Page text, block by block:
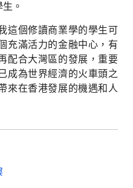
。
這個修讀商業學的學生可
充滿活力的金融中心，有
配合大灣區的發展，重要
成為世界經濟的火車頭之
來在香港發展的機遇和人